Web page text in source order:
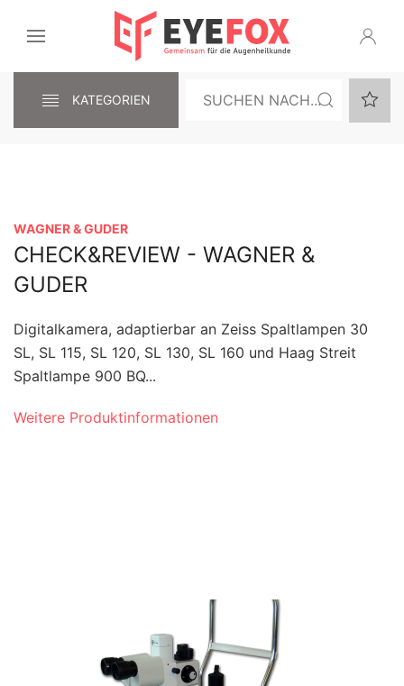
KATEGORIEN
WAGNER & GUDER
CHECK&REVIEW - WAGNER &
GUDER
Digitalkamera, adaptierbar an Zeiss Spaltlampen 30
SL, SL 115, SL 120, SL 130, SL 160 und Haag Streit
Spaltlampe 900 BQ...
Weitere Produktinformationen